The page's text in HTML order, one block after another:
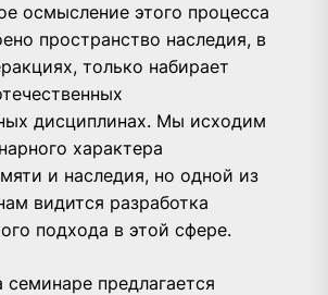
осмысление этого процесса
пространство наследия, в
только набирает
дисциплинах. Мы исходим
характера
и наследия, но одной из
видится разработка
подхода в этой сфере.
предлагается